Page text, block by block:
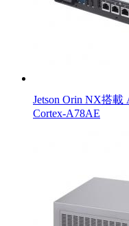
Jetson Orin NX搭
Cortex-A78AE